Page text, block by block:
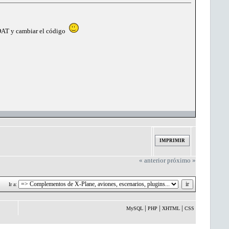
y cambiar el código
IMPRIMIR
« anterior próximo »
Ir a:
MySQL | PHP | XHTML | CSS